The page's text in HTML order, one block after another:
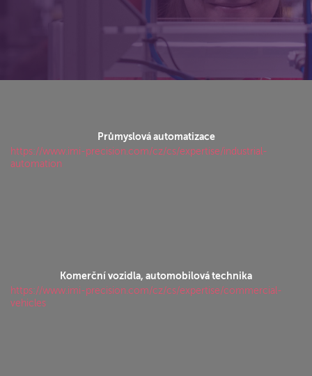
bezpečněji a efektivněji. Představte si ty možnosti,
Prozkoumejte náš úžasný svět...
Průmyslová automatizace
https://www.imi-precision.com/cz/cs/expertise/industrial-
automation
Komerční vozidla, automobilová technika
https://www.imi-precision.com/cz/cs/expertise/commercial-
vehicles